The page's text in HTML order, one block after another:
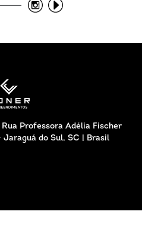
Professora Adélia Fischer
Jaraguá do Sul, SC | Brasil